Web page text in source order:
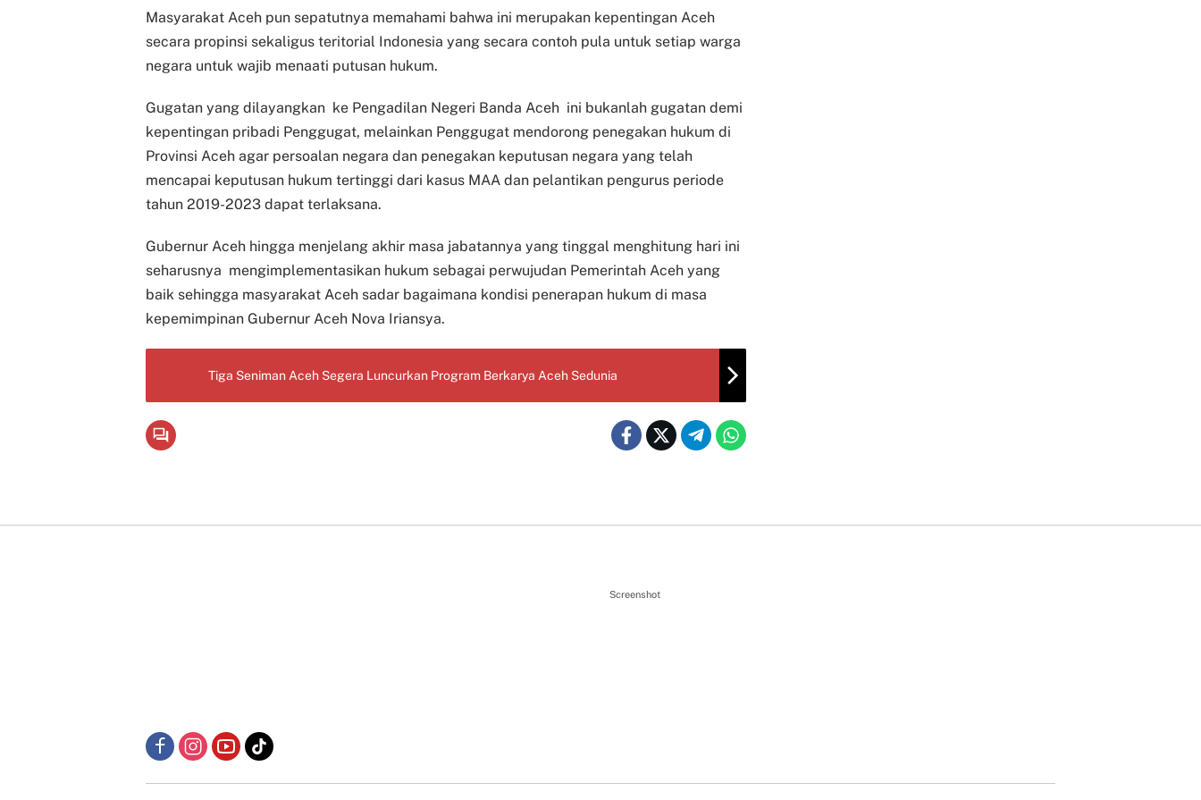
Masyarakat Aceh pun sepatutnya memahami bahwa ini merupakan kepentingan Aceh
secara propinsi sekaligus teritorial Indonesia yang secara contoh pula untuk setiap warga
negara untuk wajib menaati putusan hukum.
Gugatan yang dilayangkan ke Pengadilan Negeri Banda Aceh ini bukanlah gugatan demi
kepentingan pribadi Penggugat, melainkan Penggugat mendorong penegakan hukum di
Provinsi Aceh agar persoalan negara dan penegakan keputusan negara yang telah
mencapai keputusan hukum tertinggi dari kasus MAA dan pelantikan pengurus periode
tahun 2019-2023 dapat terlaksana.
Gubernur Aceh hingga menjelang akhir masa jabatannya yang tinggal menghitung hari ini
seharusnya mengimplementasikan hukum sebagai perwujudan Pemerintah Aceh yang
baik sehingga masyarakat Aceh sadar bagaimana kondisi penerapan hukum di masa
kepemimpinan Gubernur Aceh Nova Iriansya.
Tiga Seniman Aceh Segera Luncurkan Program Berkarya Aceh Sedunia
Screenshot